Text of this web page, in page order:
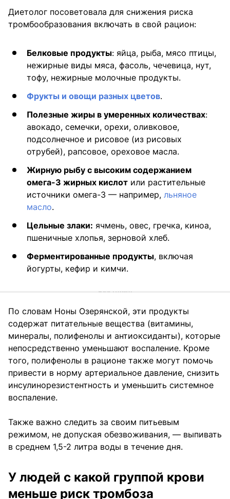
Диетолог посоветовала для снижения риска
тромбообразования включать в свой рацион:
Белковые продукты: яйца, рыба, мясо птицы,
нежирные виды мяса, фасоль, чечевица, нут,
тофу, нежирные молочные продукты.
Фрукты и овощи разных цветов.
Полезные жиры в умеренных количествах:
авокадо, семечки, орехи, оливковое,
подсолнечное и рисовое (из рисовых
отрубей), рапсовое, ореховое масла.
Жирную рыбу с высоким содержанием
омега-3 жирных кислот или растительные
источники омега-3 — например, льняное
масло.
Цельные злаки: ячмень, овес, гречка, киноа,
пшеничные хлопья, зерновой хлеб.
Ферментированные продукты, включая
йогурты, кефир и кимчи.
По словам Ноны Озерянской, эти продукты
содержат питательные вещества (витамины,
минералы, полифенолы и антиоксиданты), которые
непосредственно уменьшают воспаление. Кроме
того, полифенолы в рационе также могут помочь
привести в норму артериальное давление, снизить
инсулинорезистентность и уменьшить системное
воспаление.
Также важно следить за своим питьевым
режимом, не допуская обезвоживания, — выпивать
в среднем 1,5-2 литра воды в течение дня.
У людей с какой группой крови
меньше риск тромбоза